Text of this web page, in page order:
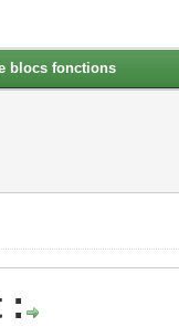
blocs fonctions
: